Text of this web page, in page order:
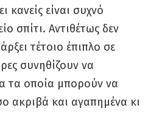
κανείς είναι συχνό
σπίτι. Αντιθέτως δεν
τέτοιο έπιπλο σε
συνηθίζουν να
τα οποία μπορούν να
ακριβά και αγαπημένα κι